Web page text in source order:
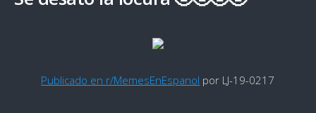
Publicado en r/MemesEnEspanol por LJ-19-0217